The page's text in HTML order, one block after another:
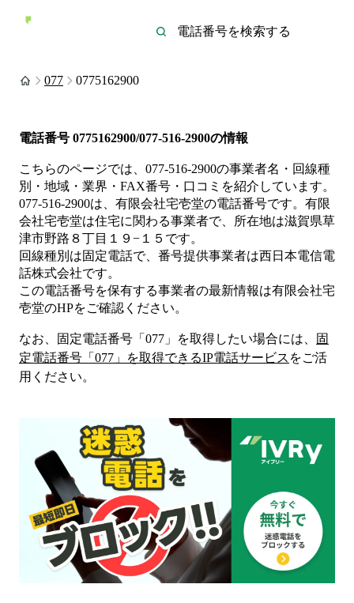
077 0775162900
電話番号 0775162900/077-516-2900の情報
こちらのページでは、 077-516-2900の事業者名・回線種
別・地域・業界・FAX番号・口コミを紹介しています。
077-516-2900は、 有限会社宅壱堂の電話番号です。 有限
会社宅壱堂は住宅に関わる事業者で、所在地は滋賀県草
津市野路８丁目１９−１５ です。
回線種別は固定電話で、番号提供事業者は西日本電信電
話株式会社です。
この電話番号を保有する事業者の最新情報は有限会社宅
壱堂のHPをご確認ください。
なお、固定電話番号「 077 」を取得したい場合には、
固
定電話番号「 077 」を取得できるIP電話サービス をご活
用ください。